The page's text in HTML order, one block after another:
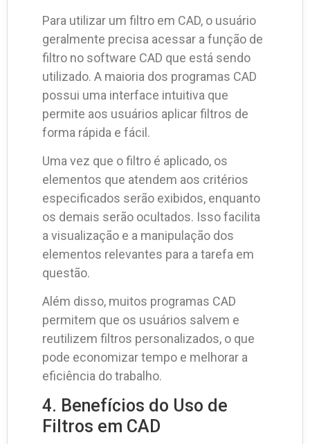
Para utilizar um filtro em CAD, o usuário
geralmente precisa acessar a função de
filtro no software CAD que está sendo
utilizado. A maioria dos programas CAD
possui uma interface intuitiva que
permite aos usuários aplicar filtros de
forma rápida e fácil.
Uma vez que o filtro é aplicado, os
elementos que atendem aos critérios
especificados serão exibidos, enquanto
os demais serão ocultados. Isso facilita
a visualização e a manipulação dos
elementos relevantes para a tarefa em
questão.
Além disso, muitos programas CAD
permitem que os usuários salvem e
reutilizem filtros personalizados, o que
pode economizar tempo e melhorar a
eficiência do trabalho.
4. Benefícios do Uso de
Filtros em CAD